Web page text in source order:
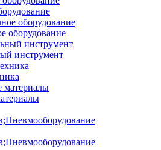
оборудование
инструмент